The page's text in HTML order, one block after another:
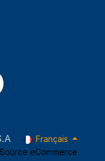
Français
eCommerce